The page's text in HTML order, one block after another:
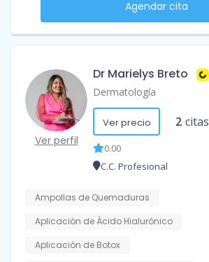
Agendar cita
Ver perfil
Dr Marielys Breto
Dermatología
Ver precio 2 citas
0.00
C.C. Profesional
Ampollas de Quemaduras
Aplicación de Ácido Hialurónico
Aplicación de Botox